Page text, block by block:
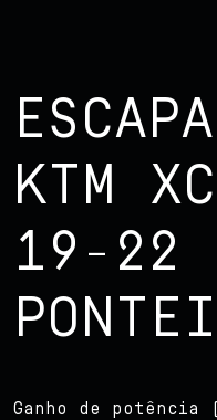
KTM
19-22
Ganho de